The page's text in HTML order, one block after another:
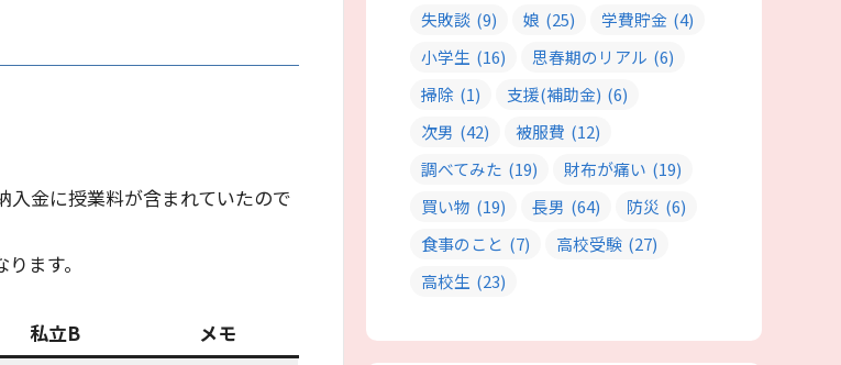
金に授業料が含まれていたので
ます。
私立B メモ
失敗談 (9) 娘 (25) 学費貯金 (4)
小学生 (16) 思春期のリアル (6)
掃除 (1) 支援(補助金) (6)
次男 (42) 被服費 (12)
調べてみた (19) 財布が痛い (19)
買い物 (19) 長男 (64) 防災 (6)
食事のこと (7) 高校受験 (27)
高校生 (23)